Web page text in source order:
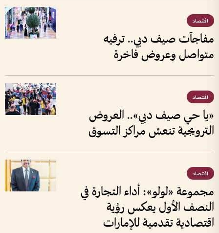
اقتصاد
مفاجآت صيف دبي.. ترفيه
متواصل وعروض فاخرة
اقتصاد
«يا حي صيف دبي».. العروض
الترويجية تنعش مراكز التسوق
اقتصاد
مجموعة «لولو»: أداء التجارة في
النصف الأول يعكس رؤية
اقتصادية تقدمية للإمارات